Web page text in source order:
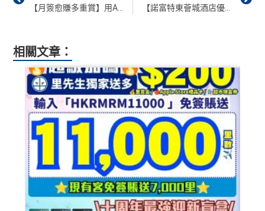
【諾富特東薈城酒店優惠】快閃Staycation！行政尊貴客房+自助早餐+和牛排晚餐！一晚連服務費低至HK$1,360！另設自助午餐+小食連雞尾酒套票！
相關文章：